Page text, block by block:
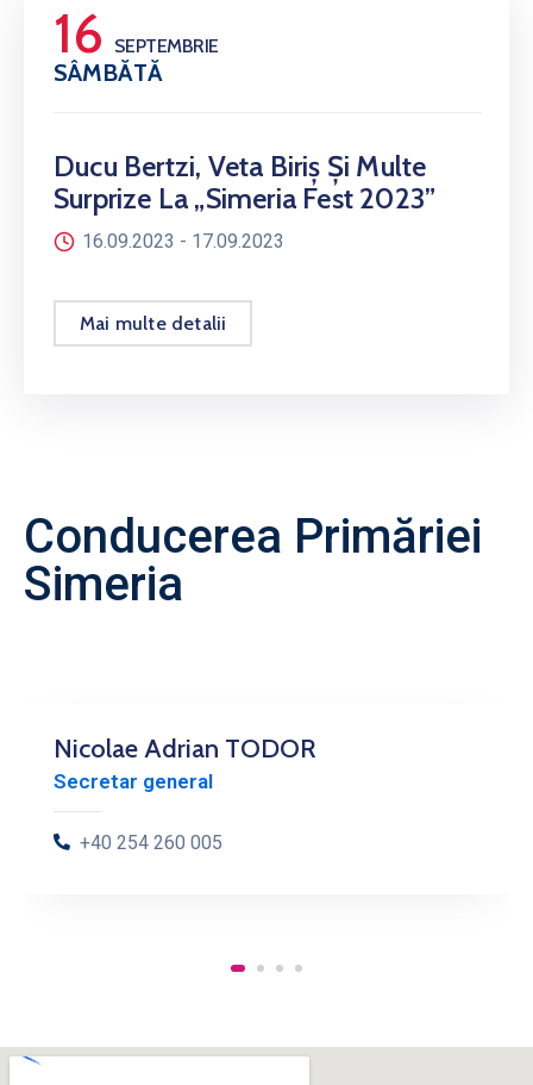
16 SEPTEMBRIE
SÂMBĂTĂ
Ducu Bertzi, Veta Biriș Și Multe
Surprize La „Simeria Fest 2023”
16.09.2023 - 17.09.2023
Mai multe detalii
Conducerea Primăriei
Simeria
Nicolae Adrian TODOR
Secretar general
+40 254 260 005